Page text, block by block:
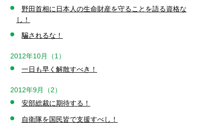
野田首相に日本人の生命財産を守ることを語る資格な
し！
騙されるな！
2012年10月（1）
一日も早く解散すべき！
2012年9月（2）
安部総裁に期待する！
自衛隊を国民皆で支援すべし！